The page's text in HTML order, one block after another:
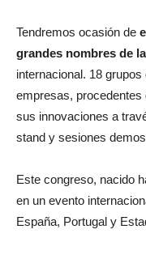
Tendremos ocasión de
grandes nombres de
internacional. 18
empresas,
sus innovaciones a
stand y sesiones
Este congreso, nacido
en un evento
España, Portugal y